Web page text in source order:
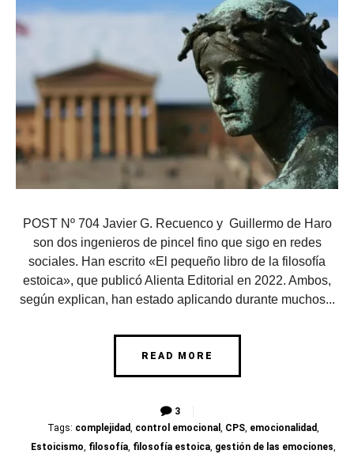
POST Nº 704 Javier G. Recuenco y Guillermo de Haro
son dos ingenieros de pincel fino que sigo en redes
sociales. Han escrito «El pequeño libro de la filosofía
estoica», que publicó Alienta Editorial en 2022. Ambos,
según explican, han estado aplicando durante muchos...
READ MORE
3
Tags: complejidad, control emocional , CPS, emocionalidad,
Estoicismo, filosofía, filosofía estoica, gestión de las emociones,